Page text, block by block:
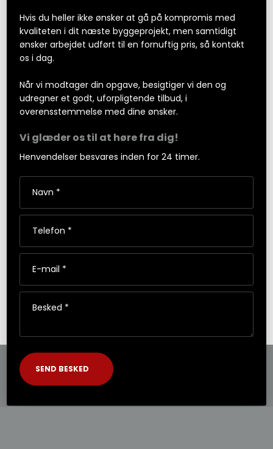
Hvis du heller ikke ønsker at gå på kompromis med
kvaliteten i dit næste byggeprojekt, men samtidigt
ønsker arbejdet udført til en fornuftig pris, så kontakt
os i dag.
Når vi modtager din opgave, besigtiger vi den og
udregner et godt, uforpligtende tilbud, i
overensstemmelse med dine ønsker.
Vi glæder os til at høre fra dig!
Henvendelser besvares inden for 24 timer.